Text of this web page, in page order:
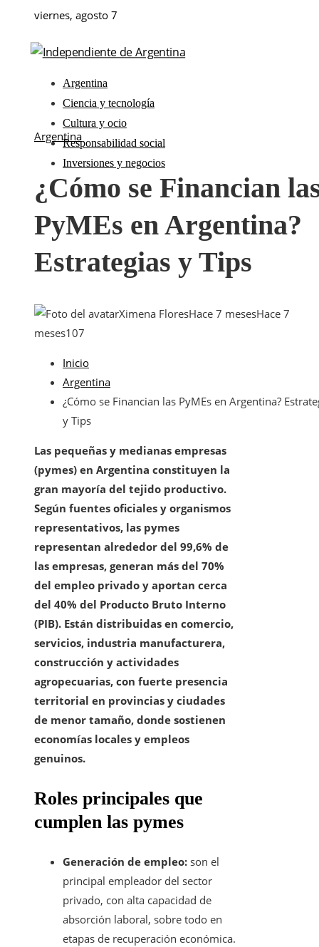
viernes, agosto 7
Argentina
Ciencia y tecnología
Cultura y ocio
Responsabilidad social
Inversiones y negocios
Argentina
¿Cómo se Financian
PyMEs en Argentina?
Estrategias y Tips
Ximena FloresHace 7 mesesHace 7
meses107
Inicio
Argentina
¿Cómo se Financian las PyMEs en Argentina?
y Tips
Las pequeñas y medianas empresas
(pymes) en Argentina constituyen la
gran mayoría del tejido productivo.
Según fuentes oficiales y organismos
representativos, las pymes
representan alrededor del 99,6% de
las empresas, generan más del 70%
del empleo privado y aportan cerca
del 40% del Producto Bruto Interno
(PIB). Están distribuidas en comercio,
servicios, industria manufacturera,
construcción y actividades
agropecuarias, con fuerte presencia
territorial en provincias y ciudades
de menor tamaño, donde sostienen
economías locales y empleos
genuinos.
Roles principales que
cumplen las pymes
Generación de empleo: son el
principal empleador del sector
privado, con alta capacidad de
absorción laboral, sobre todo en
etapas de recuperación económica.